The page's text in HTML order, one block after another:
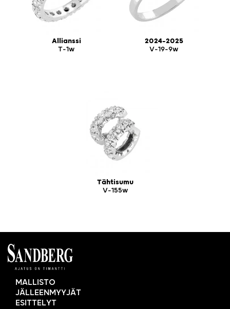
Allianssi
T-1w
2024-2025
V-19-9w
Tähtisumu
V-155w
MALLISTO
JÄLLEENMYYJÄT
ESITTELYT